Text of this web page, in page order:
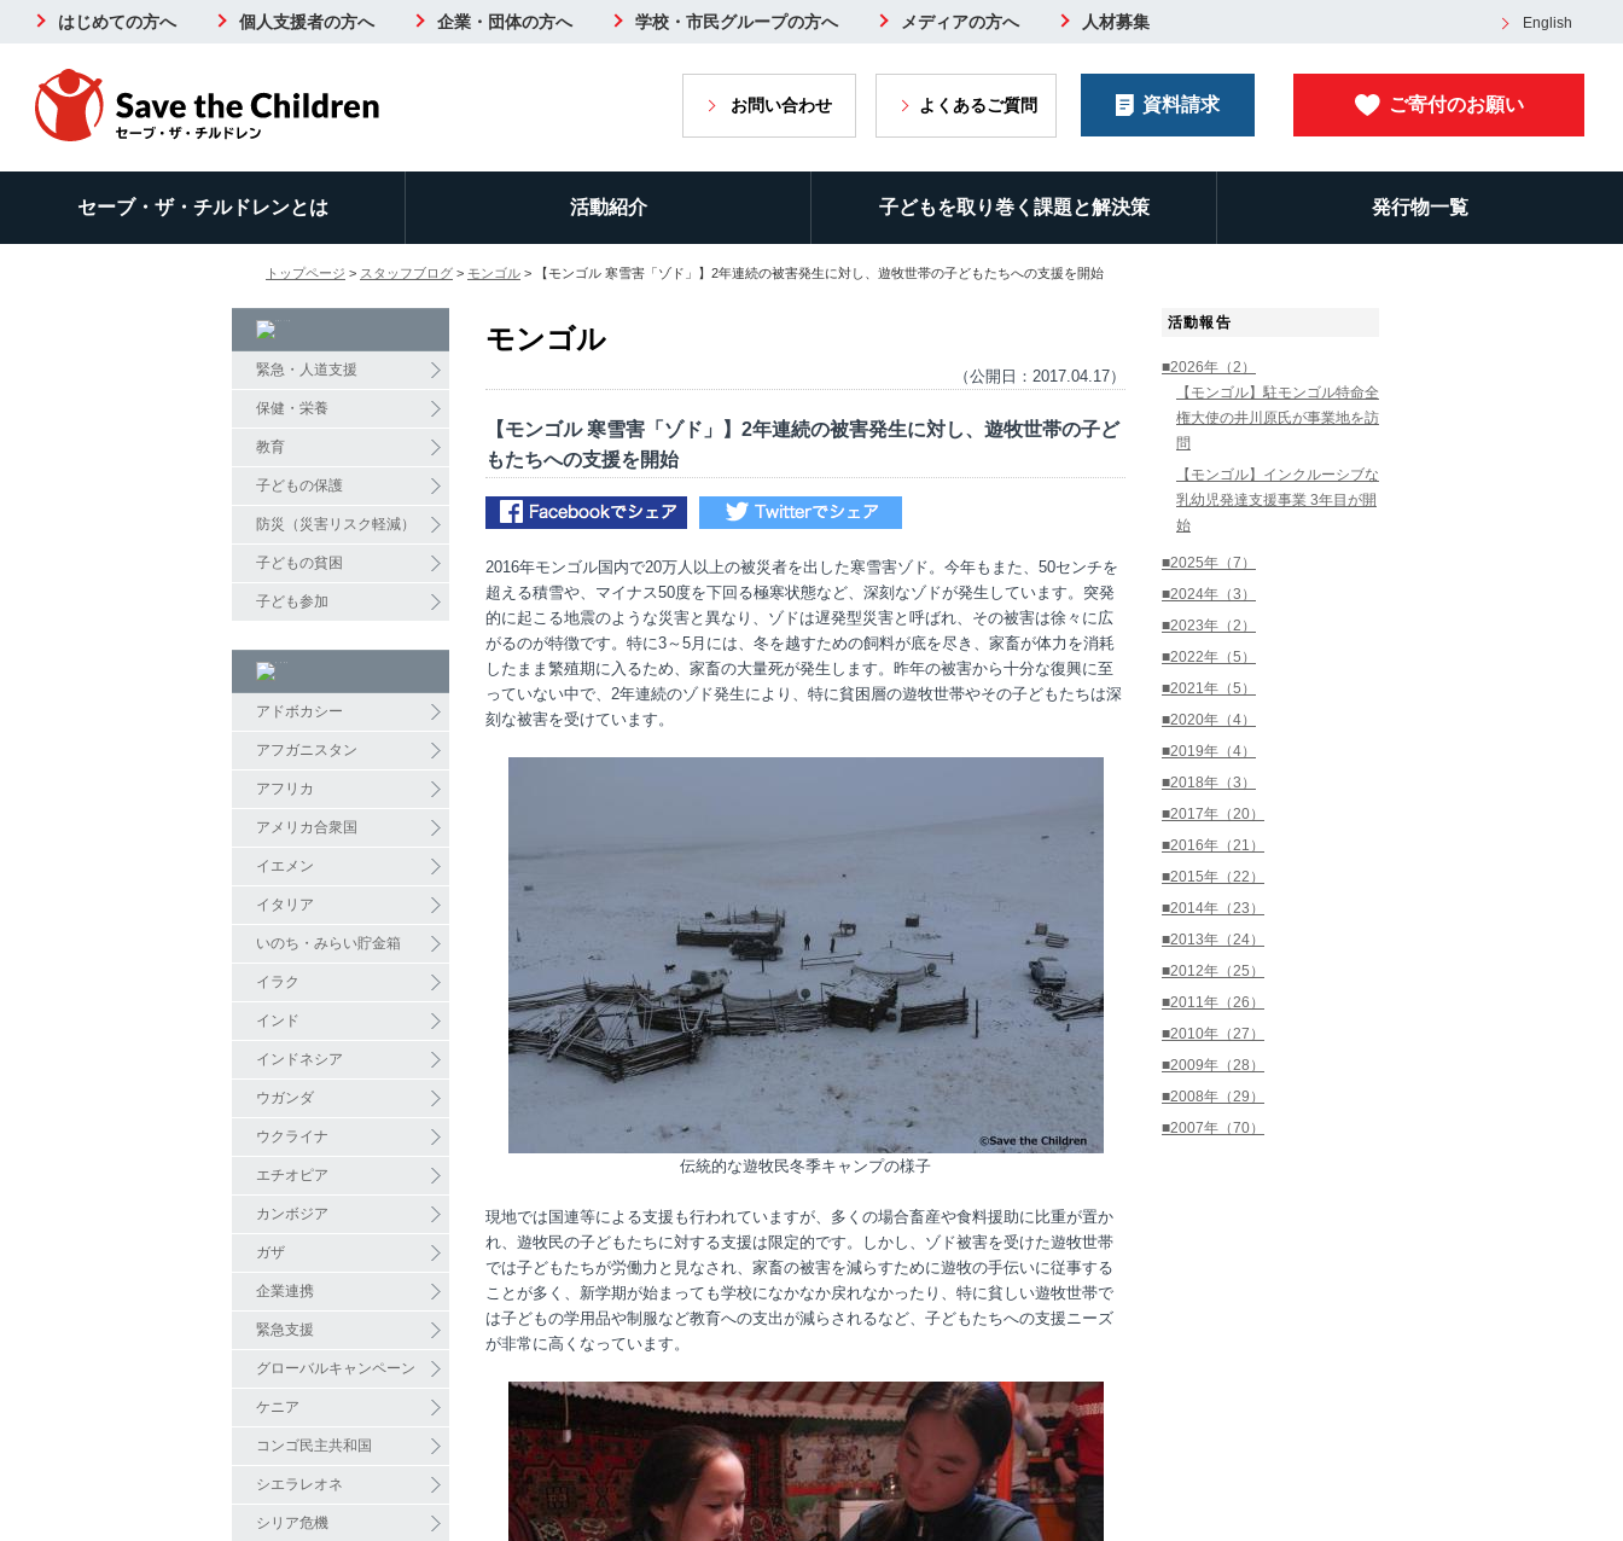
はじめての方へ 個人支援者の方へ 企業・団体の方へ 学校・市民グループの方へ メディアの方へ 人材募集 English
お問い合わせ よくあるご質問 資料請求 ご寄付のお願い
セーブ・ザ・チルドレンとは 活動紹介 子どもを取り巻く課題と解決策 発行物一覧
トップページ > スタッフブログ > モンゴル > 【モンゴル 寒雪害「ゾド」】2年連続の被害発生に対し、遊牧世帯の子どもたちへの支援を開始
緊急・人道支援
保健・栄養
教育
子どもの保護
防災（災害リスク軽減）
子どもの貧困
子ども参加
アドボカシー
アフガニスタン
アフリカ
アメリカ合衆国
イエメン
イタリア
いのち・みらい貯金箱
イラク
インド
インドネシア
ウガンダ
ウクライナ
エチオピア
カンボジア
ガザ
企業連携
緊急支援
グローバルキャンペーン
ケニア
コンゴ民主共和国
シエラレオネ
シリア危機
モンゴル
（公開日：2017.04.17）
【モンゴル 寒雪害「ゾド」】2年連続の被害発生に対し、遊牧世帯の子ど
もたちへの支援を開始
2016年モンゴル国内で20万人以上の被災者を出した寒雪害ゾド。今年もまた、50センチを
超える積雪や、マイナス50度を下回る極寒状態など、深刻なゾドが発生しています。突発
的に起こる地震のような災害と異なり、ゾドは遅発型災害と呼ばれ、その被害は徐々に広
がるのが特徴です。特に3～5月には、冬を越すための飼料が底を尽き、家畜が体力を消耗
したまま繁殖期に入るため、家畜の大量死が発生します。昨年の被害から十分な復興に至
っていない中で、2年連続のゾド発生により、特に貧困層の遊牧世帯やその子どもたちは深
刻な被害を受けています。
伝統的な遊牧民冬季キャンプの様子
現地では国連等による支援も行われていますが、多くの場合畜産や食料援助に比重が置か
れ、遊牧民の子どもたちに対する支援は限定的です。しかし、ゾド被害を受けた遊牧世帯
では子どもたちが労働力と見なされ、家畜の被害を減らすために遊牧の手伝いに従事する
ことが多く、新学期が始まっても学校になかなか戻れなかったり、特に貧しい遊牧世帯で
は子どもの学用品や制服など教育への支出が減らされるなど、子どもたちへの支援ニーズ
が非常に高くなっています。
活動報告
■2026年（2）
【モンゴル】駐モンゴル特命全
権大使の井川原氏が事業地を訪
問
【モンゴル】インクルーシブな
乳幼児発達支援事業 3年目が開
始
■2025年（7）
■2024年（3）
■2023年（2）
■2022年（5）
■2021年（5）
■2020年（4）
■2019年（4）
■2018年（3）
■2017年（20）
■2016年（21）
■2015年（22）
■2014年（23）
■2013年（24）
■2012年（25）
■2011年（26）
■2010年（27）
■2009年（28）
■2008年（29）
■2007年（70）